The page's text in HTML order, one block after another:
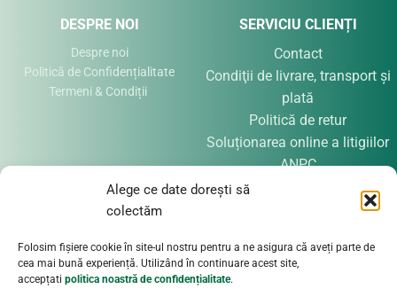
Alege ce date dorești să
colectăm
Folosim fișiere cookie în site-ul nostru pentru a ne asigura că aveți parte de
cea mai bună experiență. Utilizând în continuare acest site,
accepțati politica noastră de confidențialitate.
DESPRE NOI
Despre noi
Politică de Confidențialitate
Termeni & Condiții
SERVICIU CLIENȚI
Contact
Condiţii de livrare, transport şi
plată
Politică de retur
Soluționarea online a litigiilor
ANPC
etera@eteracosmetice.ro
0730.199.813
SC ETERA Prod SRL, Luna de Sus, cod